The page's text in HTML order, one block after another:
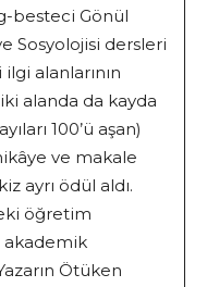
besteci Gönül
Sosyolojisi dersleri
alanlarının
alanda da kayda
100’ü aşan)
ve makale
ayrı ödül aldı.
öğretim
akademik
Ötüken